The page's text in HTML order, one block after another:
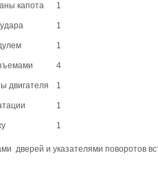
капота 1
1
1
4
двигателя 1
1
1
дверей и указателями поворотов